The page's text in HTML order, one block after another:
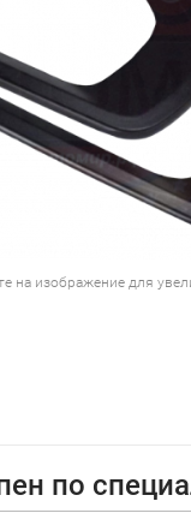
на изображение для
по